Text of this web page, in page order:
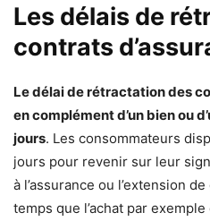
Les délais de
contrats
Le délai de rétractation des
en complément d’un bien ou
jours. Les consommateurs
jours pour revenir sur leur
à l’assurance ou l’extension
temps que l’achat par exemple